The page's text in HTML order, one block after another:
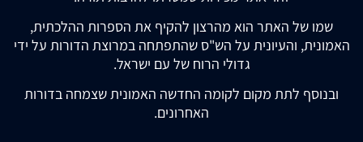
שמו של האתר הוא מהרצון להקיף את הספרות ההלכתית,
האמונית, והעיונית על הש"ס שהתפתחה במרוצת הדורות על ידי
גדולי הרוח של עם ישראל.
ובנוסף לתת מקום לקומה החדשה האמונית שצמחה בדורות
האחרונים.